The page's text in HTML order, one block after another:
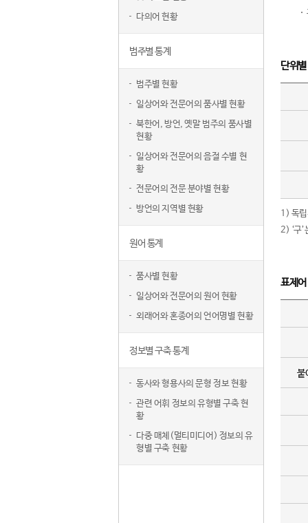
다의어 현황
범주별 통계
범주별 현황
일상어와 전문어의 품사별 현황
북한어, 방언, 옛말 범주의 품사별
현황
일상어와 전문어의 음절 수별 현
황
전문어의 전문 분야별 현황
방언의 지역별 현황
원어 통계
품사별 현황
일상어와 전문어의 원어 현황
외래어와 혼종어의 언어명별 현황
정보별 구축 통계
동사와 형용사의 문형 정보 현황
관련 어휘 정보의 유형별 구축 현
황
다중 매체(멀티미디어) 정보의 유
형별 구축 현황
단위
1) 독립
2) ‘구
표제
붙